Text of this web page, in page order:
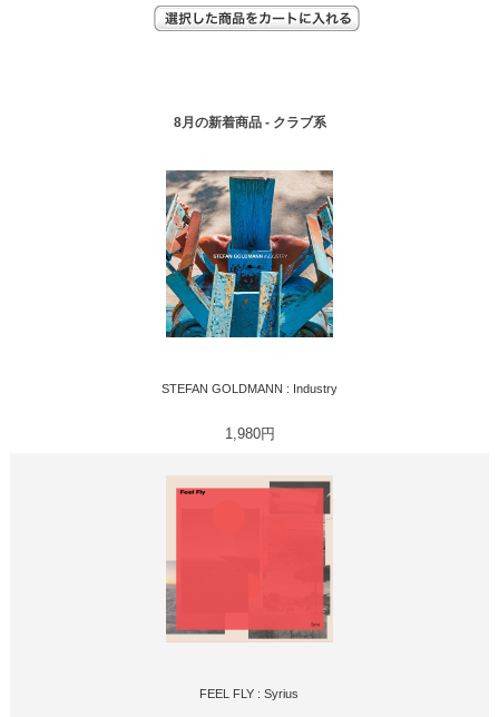
8月の新着商品 - クラブ系
STEFAN GOLDMANN : Industry
1,980円
FEEL FLY : Syrius